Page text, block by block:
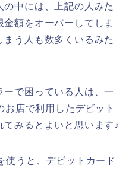
中には、上記の人みた
額をオーバーしてしま
う人も数多くいるみた
で困っている人は、一
店で利用したデビット
みるとよいと思います♪
使うと、デビットカード